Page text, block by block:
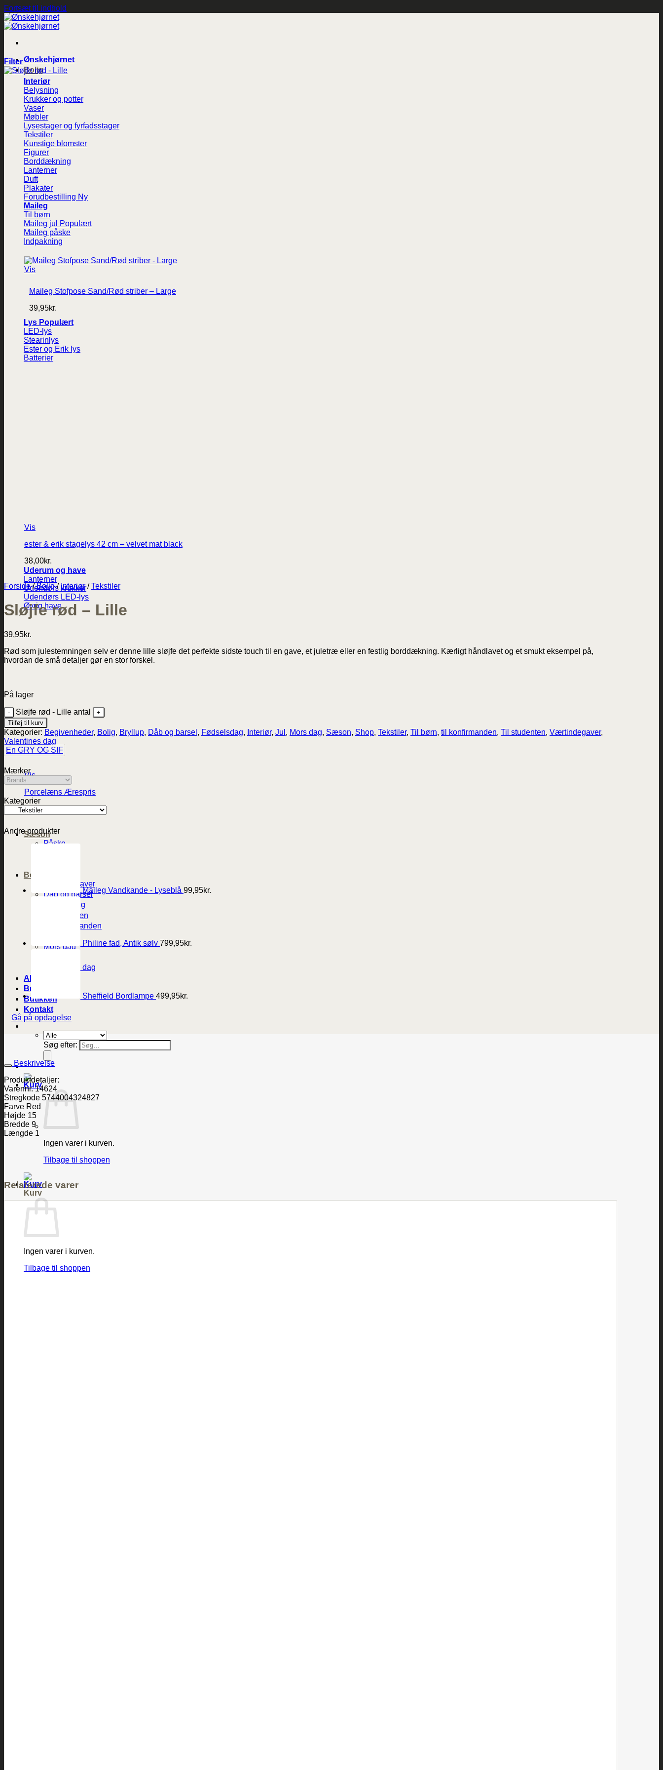
Fortsæt til indhold
Ønskehjørnet
Bolig
Interiør
Belysning
Krukker og potter
Vaser
Møbler
Lysestager og fyrfadsstager
Tekstiler
Kunstige blomster
Figurer
Borddækning
Lanterner
Duft
Plakater
Forudbestilling
Maileg
Til børn
Maileg jul
Maileg påske
Indpakning
Vis
Maileg Stofpose Sand/Rød striber – Large
39,95kr.
Lys
LED-lys
Stearinlys
Ester og Erik lys
Batterier
Vis
ester & erik stagelys 42 cm – velvet mat black
38,00kr.
Uderum og have
Lanterner
Udendørs krukker
Udendørs LED-lys
Øvrig have
Vis
Porcelæns Ærespris
249,95kr.
Sæson
Påske
Begivenheder
Værtindegaver
Dåb og barsel
Fødselsdag
Til studenten
Til konfirmanden
Mors dag
Valentines dag
Alle produkter
Brands
Butikken
Kontakt
Søg efter:
Ingen varer i kurven.
Tilbage til shoppen
Kurv
Ingen varer i kurven.
Tilbage til shoppen
Filter
Forside / Bolig / Interiør / Tekstiler
Sløjfe rød – Lille
39,95kr.
Rød som julestemningen selv er denne lille sløjfe det perfekte sidste touch til en gave, et juletræ eller en festlig borddækning. Kærligt håndlavet og et smukt eksempel på,
hvordan de små detaljer gør en stor forskel.
På lager
Sløjfe rød - Lille antal
Tilføj til kurv
Kategorier: Begivenheder, Bolig, Bryllup, Dåb og barsel , Fødselsdag, Interiør, Jul , Mors dag, Sæson, Shop, Tekstiler, Til børn, til konfirmanden, Til studenten, Værtindegaver,
Valentines dag
En GRY OG SIF
Mærker
Kategorier
Andre produkter
Maileg Vandkande - Lyseblå 99,95kr.
Philine fad, Antik sølv 799,95kr.
Sheffield Bordlampe 499,95kr.
Gå på opdagelse
Beskrivelse
Produktdetaljer:
Varennr. 14624
Stregkode 5744004324827
Farve Red
Højde 15
Bredde 9
Længde 1
Relaterede varer